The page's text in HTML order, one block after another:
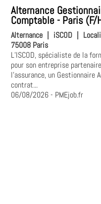
Alternance
Comptable - Paris (F/
Alternance iSCOD
75008 Paris
L’ISCOD, spécialiste de la
pour son entreprise
l'assurance, un Gestionnaire
contrat...
06/08/2026- PMEjob.fr